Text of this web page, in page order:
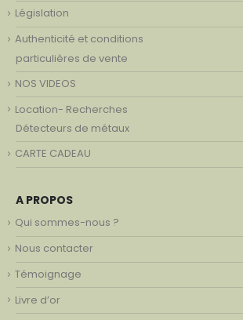
Législation
Authenticité et conditions
particulières de vente
NOS VIDEOS
Location- Recherches
Détecteurs de métaux
CARTE CADEAU
A PROPOS
Qui sommes-nous ?
Nous contacter
Témoignage
Livre d’or